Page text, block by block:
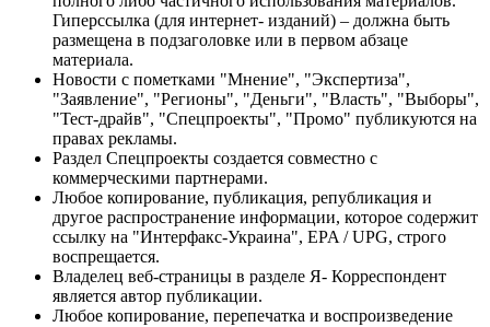
Гиперссылка (для интернет- изданий) – должна быть
размещена в подзаголовке или в первом абзаце
материала.
Новости с пометками "Мнение", "Экспертиза",
"Заявление", "Регионы", "Деньги", "Власть", "Выборы",
"Тест-драйв", "Спецпроекты", "Промо" публикуются на
правах рекламы.
Раздел Спецпроекты создается совместно с
коммерческими партнерами.
Любое копирование, публикация, републикация и
другое распространение информации, которое содержит
ссылку на "Интерфакс-Украина", EPA / UPG, строго
воспрещается.
Владелец веб-страницы в разделе Я- Корреспондент
является автор публикации.
Любое копирование, перепечатка и воспроизведение